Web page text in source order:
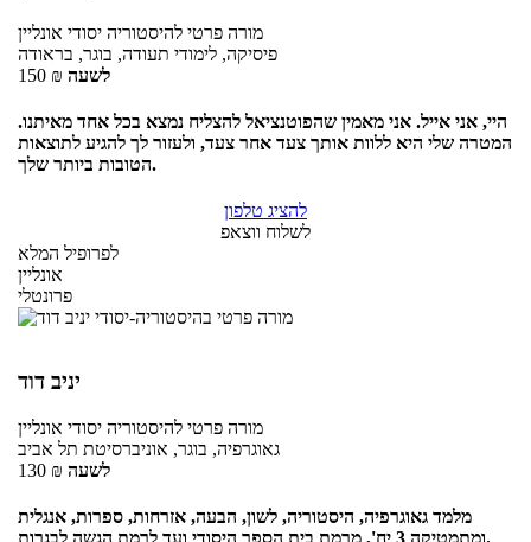
מורה פרטי להיסטוריה יסודי אונליין
פיסיקה, לימודי תעודה, בוגר, בראודה
150 ₪ לשעה
היי, אני אייל. אני מאמין שהפוטנציאל להצליח נמצא בכל אחד מאיתנו.
המטרה שלי היא ללוות אותך צעד אחר צעד, ולעזור לך להגיע לתוצאות
הטובות ביותר שלך.
להציג טלפון
לשלוח ווצאפ
לפרופיל המלא
אונליין
פרונטלי
יניב דוד
מורה פרטי להיסטוריה יסודי אונליין
גאוגרפיה, בוגר, אוניברסיטת תל אביב
130 ₪ לשעה
מלמד גאוגרפיה, היסטוריה, לשון, הבעה, אזרחות, ספרות, אנגלית
ומתמטיקה 3 יח', מרמת בית הספר היסודי ועד לרמת הגשה לבגרות.